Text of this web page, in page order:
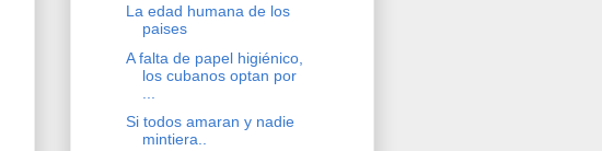
La edad humana de los
paises
A falta de papel higiénico,
los cubanos optan por
Si todos amaran y nadie
mintiera..